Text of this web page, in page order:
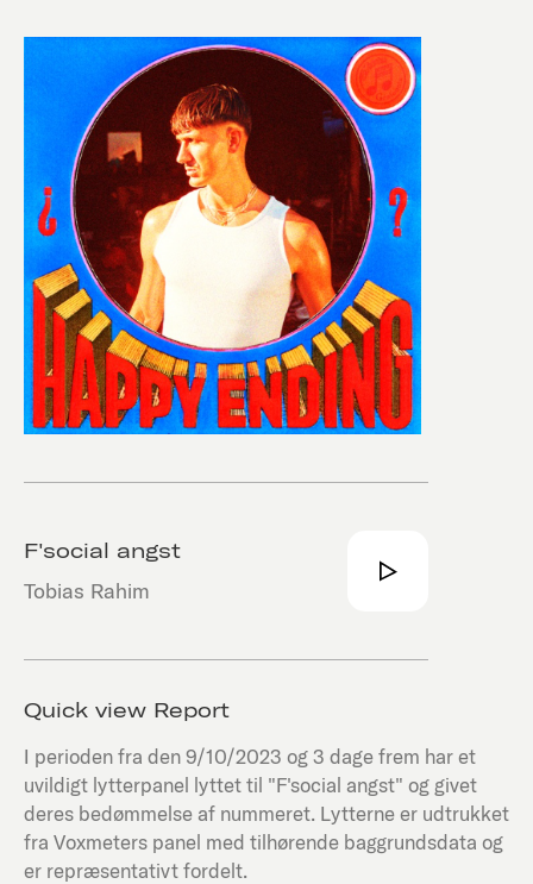
F'social angst
Tobias Rahim
Quick view Report
I perioden fra den9/10/2023 og 3 dage frem har et
uvildigt lytterpanel lyttet til "F'social angst" og givet
deres bedømmelse af nummeret. Lytterne er udtrukket
fra Voxmeters panel med tilhørende baggrundsdata og
er repræsentativt fordelt.